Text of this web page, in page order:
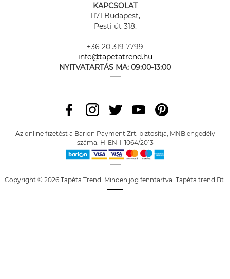
KAPCSOLAT
1171 Budapest,
Pesti út 318.
+36 20 319 7799
info@tapetatrend.hu
NYITVATARTÁS MA: 09:00-13:00
Az online fizetést a Barion Payment Zrt. biztosítja, MNB engedély
száma: H-EN-I-1064/2013
Copyright © 2026 Tapéta Trend. Minden jog fenntartva. Tapéta trend Bt.